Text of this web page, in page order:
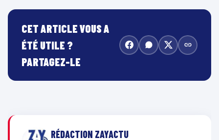
CET ARTICLE VOUS A
ÉTÉ UTILE ?
PARTAGEZ-LE
RÉDACTION ZAYACTU